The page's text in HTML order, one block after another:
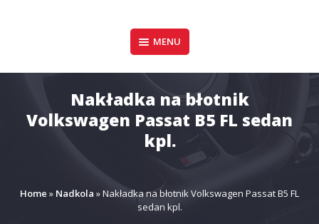
P.P.H.U. DAWID
GAŁUSZKA
Design & Style
MENU
Nakładka na błotnik
Volkswagen Passat B5 FL sedan
kpl.
Home » Nadkola »Nakładka na błotnik Volkswagen Passat B5 FL
sedan kpl.